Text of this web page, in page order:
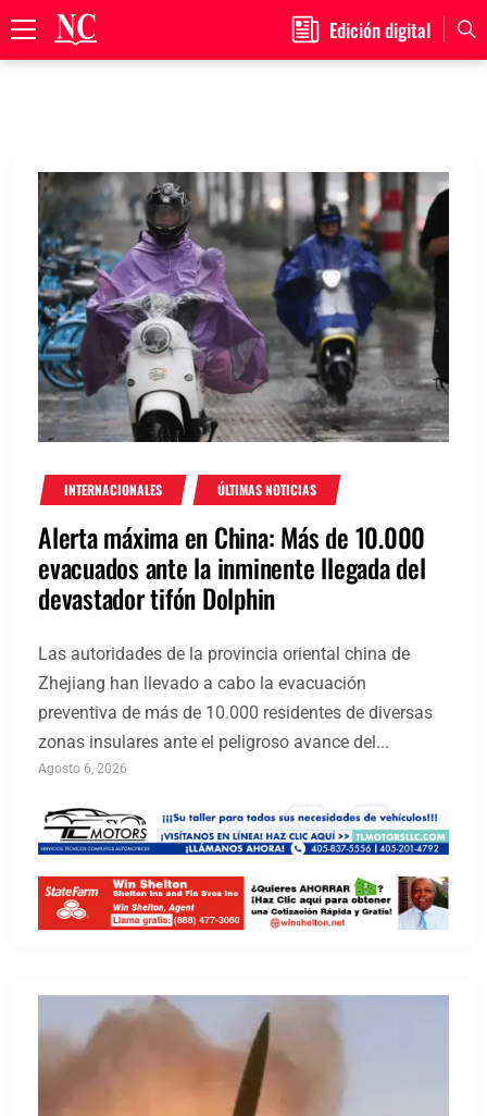
Edición digital
INTERNACIONALES ÚLTIMAS NOTICIAS
Alerta máxima en China: Más de 10.000
evacuados ante la inminente llegada del
devastador tifón Dolphin
Las autoridades de la provincia oriental china de
Zhejiang han llevado a cabo la evacuación
preventiva de más de 10.000 residentes de diversas
zonas insulares ante el peligroso avance del...
Agosto 6, 2026